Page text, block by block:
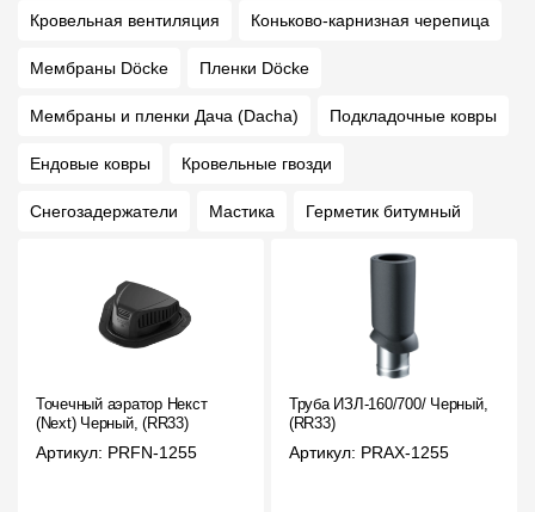
Кровельная вентиляция Коньково-карнизная черепица
Мембраны Döcke Пленки Döcke
Мембраны и пленки Дача (Dacha) Подкладочные ковры
Ендовые ковры Кровельные гвозди
Снегозадержатели Мастика Герметик битумный
Точечный аэратор Некст
(Next) Черный, (RR33)
Артикул: PRFN-1255
Труба ИЗЛ-160/700/ Черный,
(RR33)
Артикул: PRAX-1255